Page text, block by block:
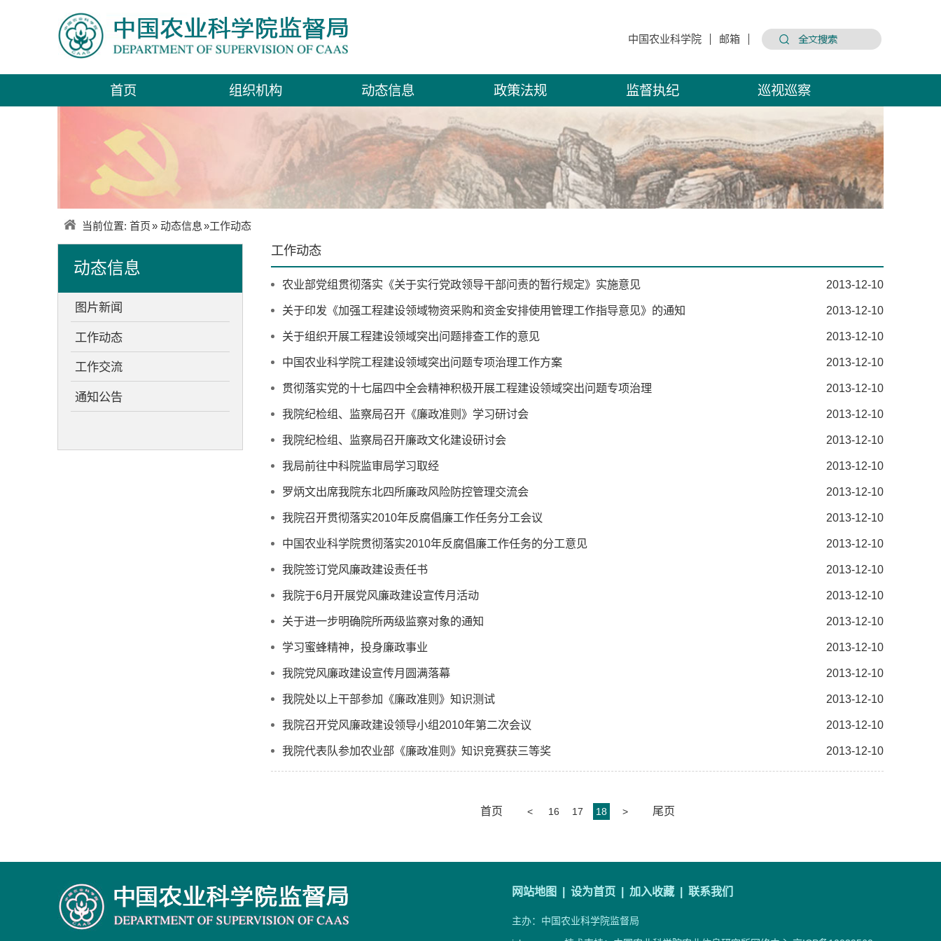
中国农业科学院 邮箱
首页 组织机构 动态信息 政策法规 监督执纪 巡视巡察
当前位置: 首页» 动态信息»工作动态
动态信息
图片新闻
工作动态
工作交流
通知公告
工作动态
2013-12-10
农业部党组贯彻落实《关于实行党政领导干部问责的暂行规定》实施意见
2013-12-10
关于印发《加强工程建设领域物资采购和资金安排使用管理工作指导意见》的通知
2013-12-10
关于组织开展工程建设领域突出问题排查工作的意见
2013-12-10
中国农业科学院工程建设领域突出问题专项治理工作方案
2013-12-10
贯彻落实党的十七届四中全会精神积极开展工程建设领域突出问题专项治理
2013-12-10
我院纪检组、监察局召开《廉政准则》学习研讨会
2013-12-10
我院纪检组、监察局召开廉政文化建设研讨会
2013-12-10
我局前往中科院监审局学习取经
2013-12-10
罗炳文出席我院东北四所廉政风险防控管理交流会
2013-12-10
我院召开贯彻落实2010年反腐倡廉工作任务分工会议
2013-12-10
中国农业科学院贯彻落实2010年反腐倡廉工作任务的分工意见
2013-12-10
我院签订党风廉政建设责任书
2013-12-10
我院于6月开展党风廉政建设宣传月活动
2013-12-10
关于进一步明确院所两级监察对象的通知
2013-12-10
学习蜜蜂精神，投身廉政事业
2013-12-10
我院党风廉政建设宣传月圆满落幕
2013-12-10
我院处以上干部参加《廉政准则》知识测试
2013-12-10
我院召开党风廉政建设领导小组2010年第二次会议
2013-12-10
我院代表队参加农业部《廉政准则》知识竞赛获三等奖
首页 < 16 17 18 > 尾页
网站地图 | 设为首页 | 加入收藏 | 联系我们
主办：中国农业科学院监督局